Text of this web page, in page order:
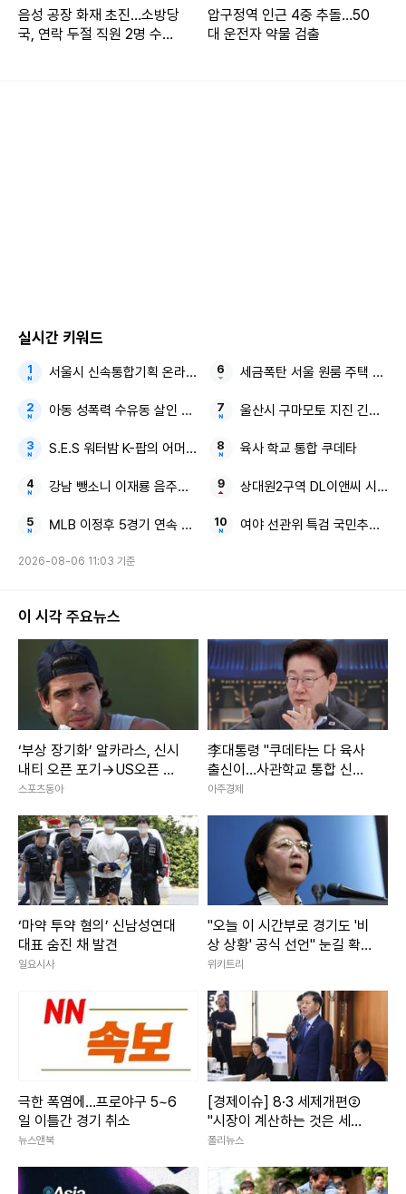
구성원과 관련된 여러 상황으로 인해 팬 여러분과 대중 여러분
께 깊은 심려를 끼쳐드린 점 진심으로 사과드린다"고 말했다.
주학년은 최근 일본 도쿄에서 AV배우와 만나는 모습이 현지
매체에 의해 포착됐다.
주학년은 2017년 12월 데뷔했다. 이 팀은 이전 소속사와 전속
계약을 마치고 지난해 원헌드레드로 자리를 옮겼다.
Copyright ⓒ 모두서치 무단 전재 및 재배포 금지
본 콘텐츠는뉴스픽 파트너스에서 공유된 콘텐츠입니다.
음성 공장 화재 초진…소방당
국, 연락 두절 직원 2명 수색
압구정역 인근 4중 추돌…50
대 운전자 약물 검출
실시간 키워드
서울시 신속통합기획 온라인 아카이브 부동산 정책
아동 성폭력 수유동 살인 50대의 정체
S.E.S 워터밤 K-팝의 어머니
강남 뺑소니 이재룡 음주운전
MLB 이정후 5경기 연속 안타
세금폭탄 서울 원룸 주택 보유
울산시 구마모토 지진 긴급 지
육사 학교 통합 쿠데타
상대원2구역 DL이앤씨 시공사
여야 선관위 특검 국민추천위원
2026-08-06 11:03 기준
이 시각 주요뉴스
‘부상 장기화’ 알카라스, 신시
내티 오픈 포기→US오픈 출
전 불투명
스포츠동아
李대통령 "쿠데타는 다 육사
출신이…사관학교 통합 신속
추진"
아주경제
‘마약 투약 혐의’ 신남성연대
대표 숨진 채 발견
일요시사
"오늘 이 시간부로 경기도 '비
상 상황' 공식 선언" 눈길 확
쏠린 추미애 발언
위키트리
극한 폭염에…프로야구 5~6
일 이틀간 경기 취소
뉴스앤북
[경제이슈] 8·3 세제개편②
"시장이 계산하는 것은 세율
아닌 세제 수명"
폴리뉴스